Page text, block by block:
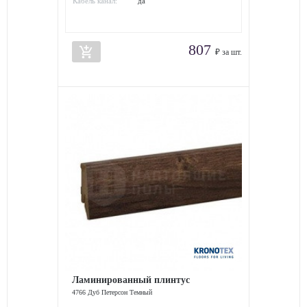
add_shopping_cart 807 ₽ за шт.
Ламинированный плинтус
4766 Дуб Петерсон Темный